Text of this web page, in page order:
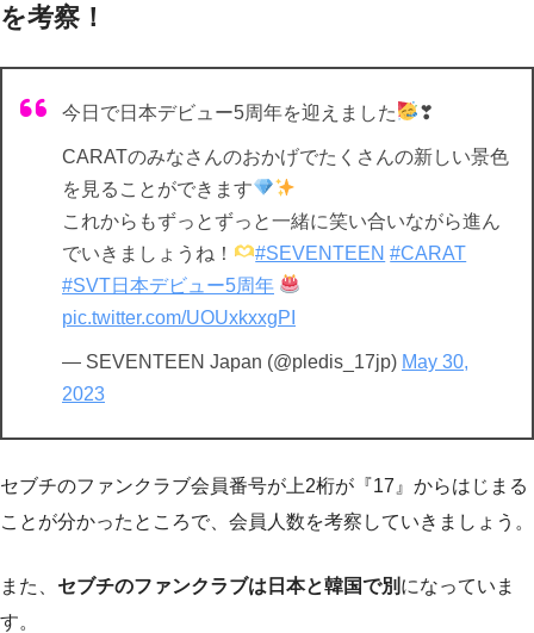
を考察！
今日で日本デビュー5周年を迎えました ❣
CARATのみなさんのおかげでたくさんの新しい景色
を見ることができます
これからもずっとずっと一緒に笑い合いながら進ん
でいきましょうね！
#SEVENTEEN #CARAT
#SVT日本デビュー5周年
pic.twitter.com/UOUxkxxgPI
— SEVENTEEN Japan (@pledis_17jp) May 30,
2023
セブチのファンクラブ会員番号が上2桁が『17』からはじまる
ことが分かったところで、会員人数を考察していきましょう。
また、 セブチのファンクラブは日本と韓国で別 になっていま
す。